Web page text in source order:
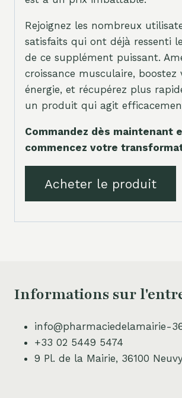
Rejoignez les nombreux
satisfaits qui ont déjà ressenti
de ce supplément puissant.
croissance musculaire, boostez
énergie, et récupérez plus
un produit qui agit
Commandez dès maintenant
commencez votre
Acheter le produit
Informations sur
info@pharmaciedelamairie-
+33 02 5449 5474
9 Pl. de la Mairie, 36100